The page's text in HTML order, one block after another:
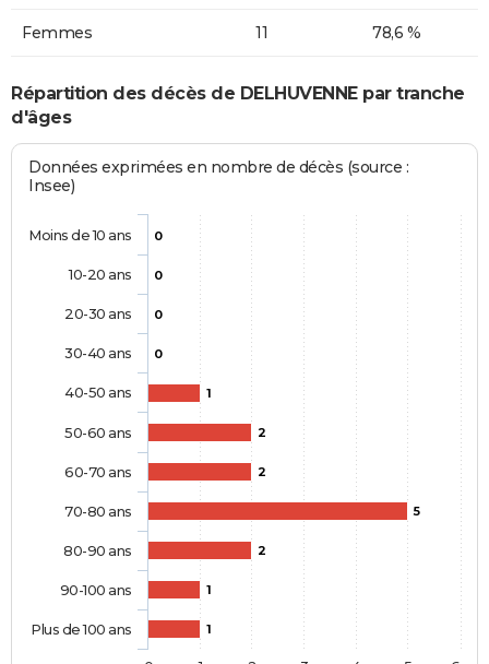
Femmes 11 78,6 %
Répartition des décès de DELHUVENNE par tranche
d'âges
Données exprimées en nombre de décès (source :
Insee)
0
0
0
0
1
2
2
5
2
1
1
Moins de 10 ans
10-20 ans
20-30 ans
30-40 ans
40-50 ans
50-60 ans
60-70 ans
70-80 ans
80-90 ans
90-100 ans
Plus de 100 ans